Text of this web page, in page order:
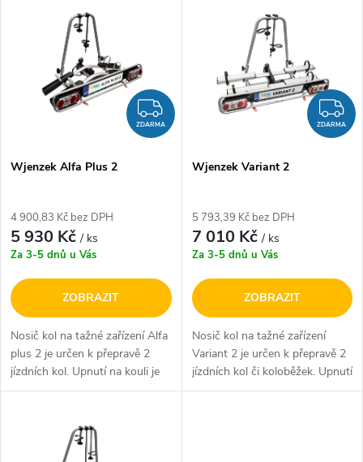
p
r
o
d
u
k
Nejprodávanější
Abecedně
s
r
o
d
u
k
ZDARMA
ZDARMA
Wjenzek Alfa Plus 2
4 900,83 Kč bez DPH
5 930 Kč/ ks
Za 3-5 dnů u Vás
ZOBRAZIT
Nosič kol na tažné zařízení Alfa
plus 2 je určen k přepravě 2
jízdních kol. Upnutí na kouli je
realizováno pomocí šroubu,
tažného zařízení a tím...
ZDARMA
Wjenzek Variant 2
5 793,39 Kč bez DPH
7 010 Kč/ ks
Za 3-5 dnů u Vás
ZOBRAZIT
Nosič kol na tažné zařízení
Variant 2 je určen k přepravě 2
jízdních kol či koloběžek. Upnutí
na kouli je realizováno pomocí